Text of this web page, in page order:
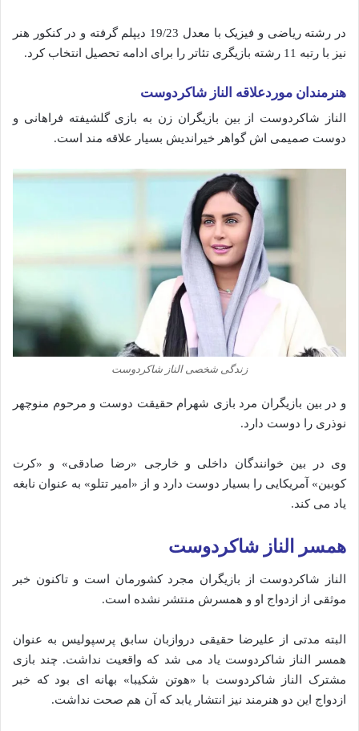
در رشته ریاضی و فیزیک با معدل 19/23 دیپلم گرفته و در کنکور هنر
نیز با رتبه 11 رشته بازیگری تئاتر را برای ادامه تحصیل انتخاب کرد.
هنرمندان موردعلاقه الناز شاکردوست
الناز شاکردوست از بین بازیگران زن به بازی گلشیفته فراهانی و
دوست صمیمی اش گواهر خیراندیش بسیار علاقه مند است.
زندگی شخصی الناز شاکردوست
و در بین بازیگران مرد بازی شهرام حقیقت دوست و مرحوم منوچهر
نوذری را دوست دارد.
وی در بین خوانندگان داخلی و خارجی «رضا صادقی» و «کرت
کوبین» آمریکایی را بسیار دوست دارد و از «امیر تتلو» به عنوان نابغه
یاد می کند.
همسر الناز شاکردوست
الناز شاکردوست از بازیگران مجرد کشورمان است و تاکنون خبر
موثقی از ازدواج او و همسرش منتشر نشده است.
البته مدتی از علیرضا حقیقی دروازبان سابق پرسپولیس به عنوان
همسر الناز شاکردوست یاد می شد که واقعیت نداشت. چند بازی
مشترک الناز شاکردوست با «هوتن شکیبا» بهانه ای بود که خبر
ازدواج این دو هنرمند نیز انتشار یابد که آن هم صحت نداشت.